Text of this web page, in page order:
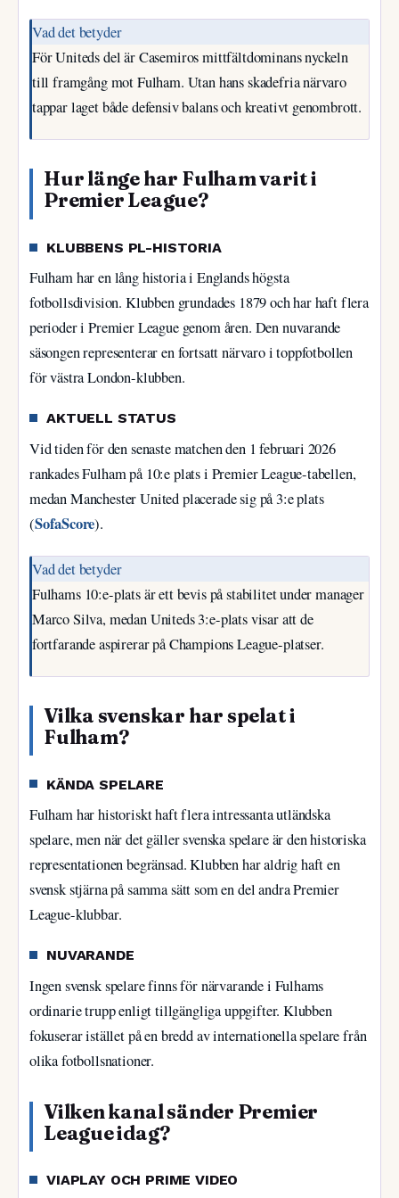
Vad det betyder
För Uniteds del är Casemiros mittfältdominans nyckeln
till framgång mot Fulham. Utan hans skadefria närvaro
tappar laget både defensiv balans och kreativt genombrott.
Hur länge har Fulham varit i
Premier League?
KLUBBENS PL-HISTORIA
Fulham har en lång historia i Englands högsta
fotbollsdivision. Klubben grundades 1879 och har haft flera
perioder i Premier League genom åren. Den nuvarande
säsongen representerar en fortsatt närvaro i toppfotbollen
för västra London-klubben.
AKTUELL STATUS
Vid tiden för den senaste matchen den 1 februari 2026
rankades Fulham på 10:e plats i Premier League-tabellen,
medan Manchester United placerade sig på 3:e plats
(SofaScore).
Vad det betyder
Fulhams 10:e-plats är ett bevis på stabilitet under manager
Marco Silva, medan Uniteds 3:e-plats visar att de
fortfarande aspirerar på Champions League-platser.
Vilka svenskar har spelat i
Fulham?
KÄNDA SPELARE
Fulham har historiskt haft flera intressanta utländska
spelare, men när det gäller svenska spelare är den historiska
representationen begränsad. Klubben har aldrig haft en
svensk stjärna på samma sätt som en del andra Premier
League-klubbar.
NUVARANDE
Ingen svensk spelare finns för närvarande i Fulhams
ordinarie trupp enligt tillgängliga uppgifter. Klubben
fokuserar istället på en bredd av internationella spelare från
olika fotbollsnationer.
Vilken kanal sänder Premier
League idag?
VIAPLAY OCH PRIME VIDEO